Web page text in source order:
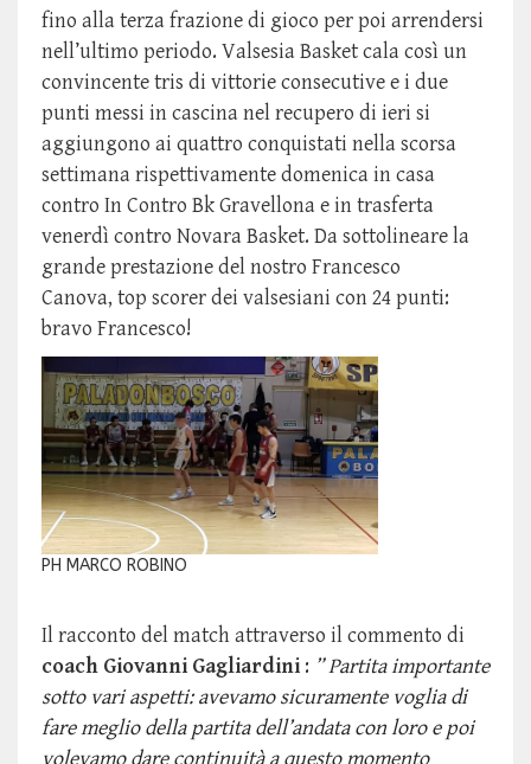
fino alla terza frazione di gioco per poi arrendersi
nell’ultimo periodo. Valsesia Basket cala così un
convincente tris di vittorie consecutive e i due
punti messi in cascina nel recupero di ieri si
aggiungono ai quattro conquistati nella scorsa
settimana rispettivamente domenica in casa
contro In Contro Bk Gravellona e in trasferta
venerdì contro Novara Basket. Da sottolineare la
grande prestazione del nostro Francesco
Canova, top scorer dei valsesiani con 24 punti:
bravo Francesco!
PH MARCO ROBINO
Il racconto del match attraverso il commento di
coach Giovanni Gagliardini : ” Partita importante
sotto vari aspetti: avevamo sicuramente voglia di
fare meglio della partita dell’andata con loro e poi
volevamo dare continuità a questo momento